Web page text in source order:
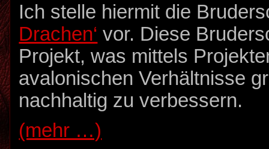
Ich stelle hiermit die
Drachen‘ vor. Diese
Projekt, was mittels
avalonischen Verhältnisse
nachhaltig zu verbessern.
(mehr …)